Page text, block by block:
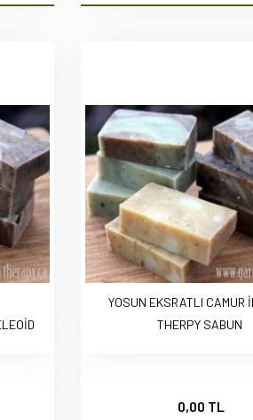
YOSUN EKSRATLI CAMUR
THERPY SABUN
0,00 TL